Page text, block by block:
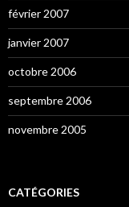
février 2007
janvier 2007
octobre 2006
septembre 2006
novembre 2005
CATÉGORIES